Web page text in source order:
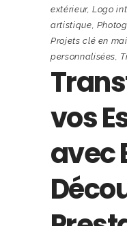
extérieur,Logo
artistique,
Projets clé en
personnalisées,
vos
avec